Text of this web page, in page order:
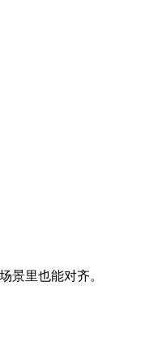
景里也能对齐。